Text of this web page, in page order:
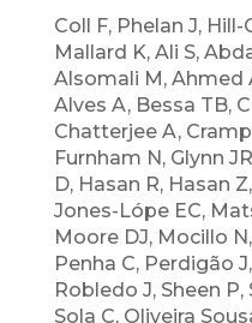
Coll F, Phelan J,
Mallard K, Ali S,
Alsomali M, Ahmed
Alves A, Bessa TB,
Chatterjee A,
Furnham N, Glynn
D, Hasan R, Hasan
Jones-Lópe EC,
Moore DJ, Mocillo
Penha C, Perdigão
Robledo J, Sheen P,
Sola C, Oliveira